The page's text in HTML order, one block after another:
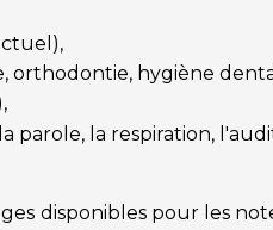
orthodontie, hygiène
la respiration,
disponibles pour les